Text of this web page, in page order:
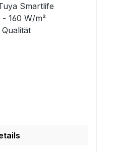
Smartlife
- 160 W/m²